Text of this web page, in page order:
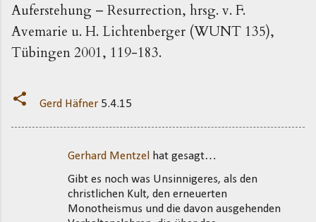
Auferstehung – Resurrection, hrsg. v. F.
Avemarie u. H. Lichtenberger (WUNT 135),
Tübingen 2001, 119-183.
Gerd Häfner 5.4.15
Gerhard Mentzel
hat gesagt…
Gibt es noch was Unsinnigeres, als den
christlichen Kult, den erneuerten
Monotheismus und die davon ausgehenden